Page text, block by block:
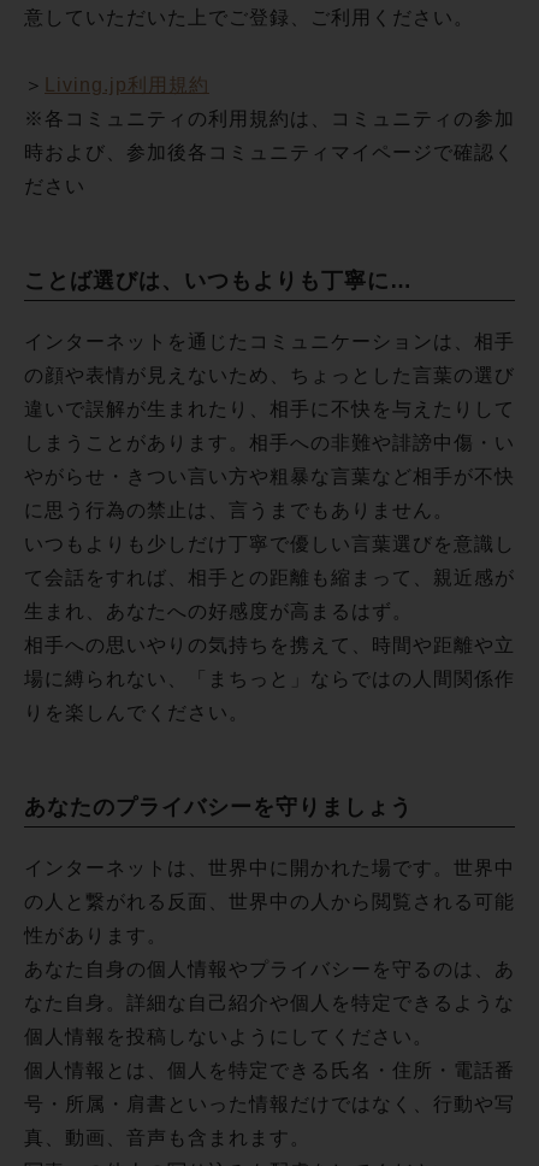
意していただいた上でご登録、ご利用ください。
＞
Living.jp利用規約
※各コミュニティの利用規約は、コミュニティの参加
時および、参加後各コミュニティマイページで確認く
ださい
ことば選びは、いつもよりも丁寧に…
インターネットを通じたコミュニケーションは、相手
の顔や表情が見えないため、ちょっとした言葉の選び
違いで誤解が生まれたり、相手に不快を与えたりして
しまうことがあります。相手への非難や誹謗中傷・い
やがらせ・きつい言い方や粗暴な言葉など相手が不快
に思う行為の禁止は、言うまでもありません。
いつもよりも少しだけ丁寧で優しい言葉選びを意識し
て会話をすれば、相手との距離も縮まって、親近感が
生まれ、あなたへの好感度が高まるはず。
相手への思いやりの気持ちを携えて、時間や距離や立
場に縛られない、「まちっと」ならではの人間関係作
りを楽しんでください。
あなたのプライバシーを守りましょう
インターネットは、世界中に開かれた場です。世界中
の人と繋がれる反面、世界中の人から閲覧される可能
性があります。
あなた自身の個人情報やプライバシーを守るのは、あ
なた自身。詳細な自己紹介や個人を特定できるような
個人情報を投稿しないようにしてください。
個人情報とは、個人を特定できる氏名・住所・電話番
号・所属・肩書といった情報だけではなく、行動や写
真、動画、音声も含まれます。